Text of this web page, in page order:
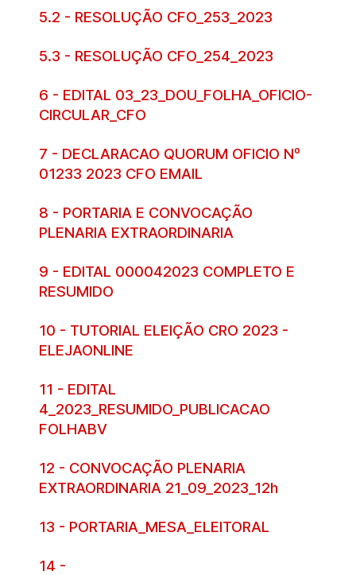
5.2 - RESOLUÇÃO CFO_253_2023
5.3 - RESOLUÇÃO CFO_254_2023
6 - EDITAL 03_23_DOU_FOLHA_OFICIO-
CIRCULAR_CFO
7 - DECLARACAO QUORUM OFICIO Nº
01233 2023 CFO EMAIL
8 - PORTARIA E CONVOCAÇÃO
PLENARIA EXTRAORDINARIA
9 - EDITAL 000042023 COMPLETO E
RESUMIDO
10 - TUTORIAL ELEIÇÃO CRO 2023 -
ELEJAONLINE
11 - EDITAL
4_2023_RESUMIDO_PUBLICACAO
FOLHABV
12 - CONVOCAÇÃO PLENARIA
EXTRAORDINARIA 21_09_2023_12h
13 - PORTARIA_MESA_ELEITORAL
14 -